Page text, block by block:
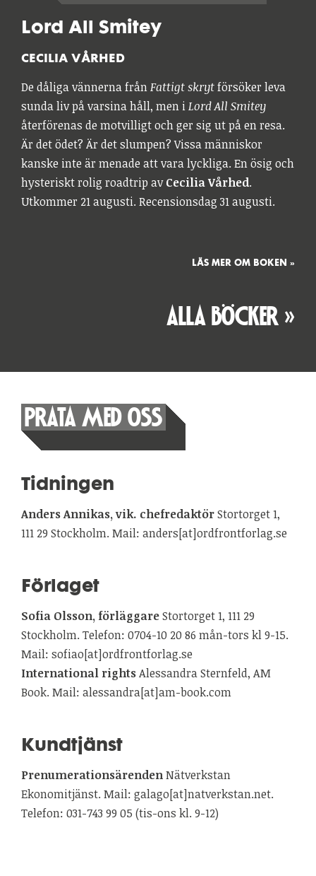
Lord All Smitey
CECILIA VÅRHED
De dåliga vännerna frånFattigt skrytförsöker leva
sunda liv på varsina håll, men iLord All Smitey
återförenas de motvilligt och ger sig ut på en resa.
Är det ödet? Är det slumpen? Vissa människor
kanske inte är menade att vara lyckliga. En ösig och
hysteriskt rolig roadtrip avCecilia Vårhed.
Utkommer 21 augusti. Recensionsdag 31 augusti.
LÄS MER OM BOKEN »
ALLA BÖCKER »
PRATA MED OSS
Tidningen
Anders Annikas, vik. chefredaktörStortorget 1,
111 29 Stockholm. Mail: anders[at]ordfrontforlag.se
Förlaget
Sofia Olsson, förläggareStortorget 1, 111 29
Stockholm. Telefon: 0704-10 20 86 mån-tors kl 9-15.
Mail: sofiao[at]ordfrontforlag.se
International rightsAlessandra Sternfeld, AM
Book. Mail: alessandra[at]am-book.com
Kundtjänst
PrenumerationsärendenNätverkstan
Ekonomitjänst. Mail: galago[at]natverkstan.net.
Telefon: 031-743 99 05 (tis-ons kl. 9-12)